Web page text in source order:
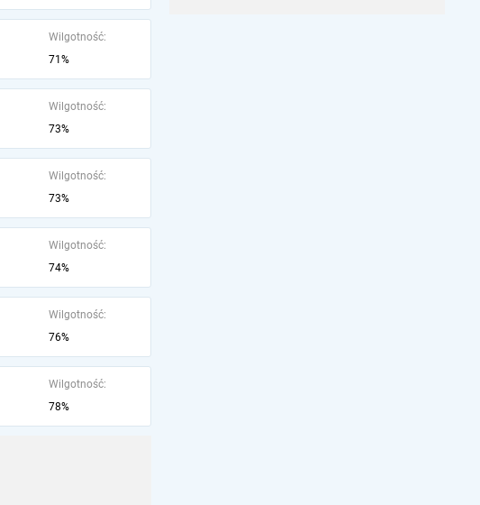
Wilgotność:
71%
Wilgotność:
73%
Wilgotność:
73%
Wilgotność:
74%
Wilgotność:
76%
Wilgotność:
78%